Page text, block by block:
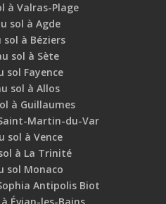
à Valras-Plage
sol à Agde
à Béziers
sol à Sète
sol Fayence
sol à Allos
à Guillaumes
Martin-du-Var
sol à Vence
à La Trinité
sol Monaco
Antipolis Biot